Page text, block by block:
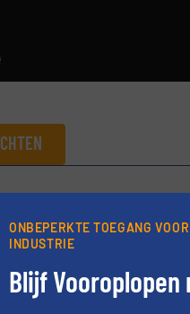
ONBEPERKTE TOEGANG
INDUSTRIE
Blijf Vooroplopen